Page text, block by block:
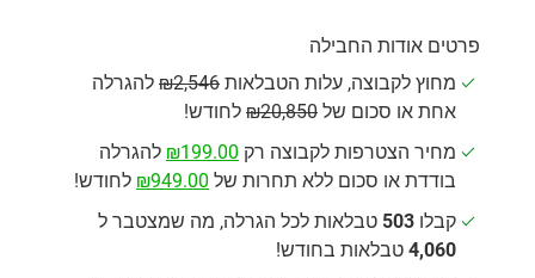
פרטים אודות החבילה
מחוץ לקבוצה, עלות הטבלאות ₪2,546 להגרלה
אחת או סכום של ₪20,850 לחודש!
מחיר הצטרפות לקבוצה רק ₪199.00 להגרלה
בודדת או סכום ללא תחרות של ₪949.00 לחודש!
קבלו 503 טבלאות לכל הגרלה, מה שמצטבר ל
4,060 טבלאות בחודש!